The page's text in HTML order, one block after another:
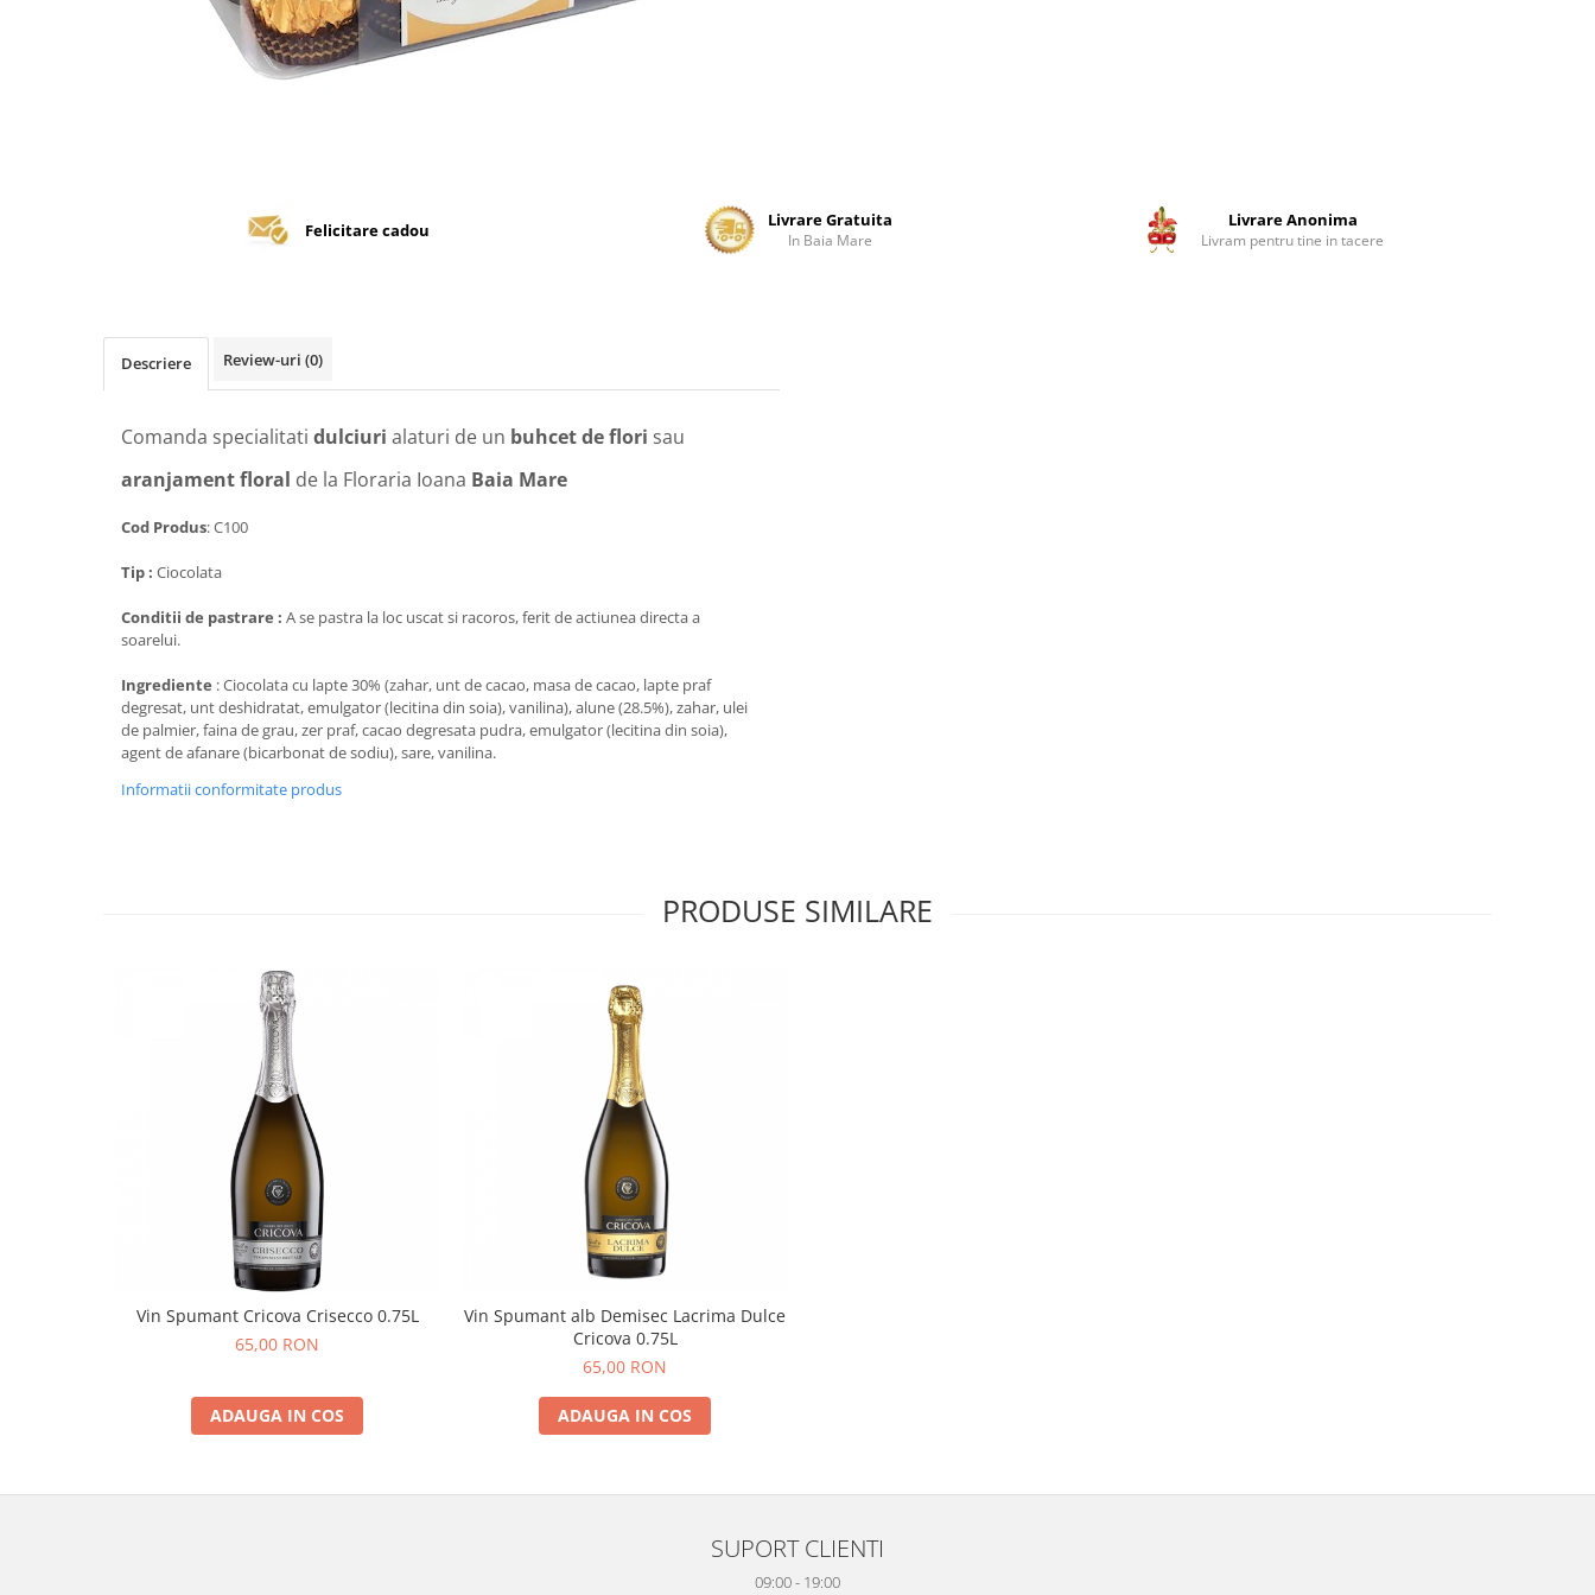
Felicitare cadou Livrare Gratuita
In Baia Mare
Livrare Anonima
Livram pentru tine in tacere
Descriere Review-uri (0)
Comanda specialitati dulciuri alaturi de un buhcet de flori sau
aranjament floral de la Floraria Ioana Baia Mare
Cod Produs:C100
Tip : Ciocolata
Conditii de pastrare : A se pastra la loc uscat si racoros, ferit de actiunea directa a
soarelui.
Ingrediente : Ciocolata cu lapte 30% (zahar, unt de cacao, masa de cacao, lapte praf
degresat, unt deshidratat, emulgator (lecitina din soia), vanilina), alune (28.5%), zahar, ulei
de palmier, faina de grau, zer praf, cacao degresata pudra, emulgator (lecitina din soia),
agent de afanare (bicarbonat de sodiu), sare, vanilina.
Informatii conformitate produs
PRODUSE SIMILARE
Vin Spumant Cricova Crisecco 0.75L
65,00 RON
ADAUGA IN COS
Vin Spumant alb Demisec Lacrima Dulce
Cricova 0.75L
65,00 RON
ADAUGA IN COS
SUPORT CLIENTI
09:00 - 19:00